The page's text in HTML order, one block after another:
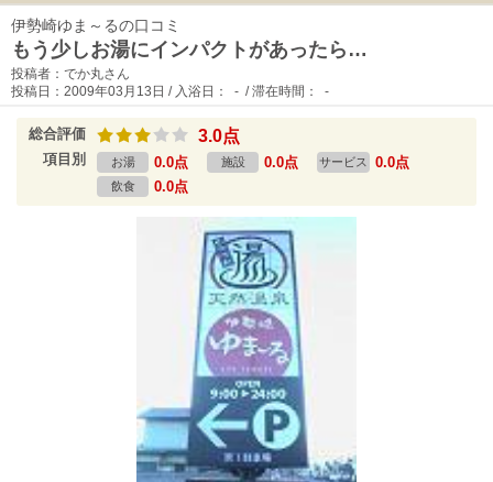
伊勢崎ゆま～るの口コミ
もう少しお湯にインパクトがあったら…
投稿者：でか丸さん
投稿日：2009年03月13日 / 入浴日： - / 滞在時間： -
総合評価 3.0点
項目別 お湯 0.0点 施設 0.0点 サービス 0.0点
飲食 0.0点